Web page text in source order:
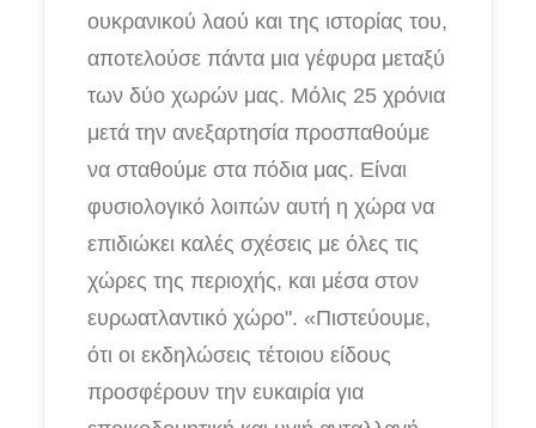
ουκρανικού λαού και της ιστορίας του,
αποτελούσε πάντα μια γέφυρα μεταξύ
των δύο χωρών μας. Μόλις 25 χρόνια
μετά την ανεξαρτησία προσπαθούμε
να σταθούμε στα πόδια μας. Είναι
φυσιολογικό λοιπών αυτή η χώρα να
επιδιώκει καλές σχέσεις με όλες τις
χώρες της περιοχής, και μέσα στον
ευρωατλαντικό χώρο". «Πιστεύουμε,
ότι οι εκδηλώσεις τέτοιου είδους
προσφέρουν την ευκαιρία για